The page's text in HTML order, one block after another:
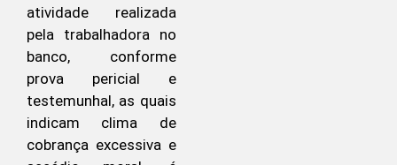
atividade realizada
pela trabalhadora no
banco, conforme
prova pericial e
testemunhal, as quais
indicam clima de
cobrança excessiva e